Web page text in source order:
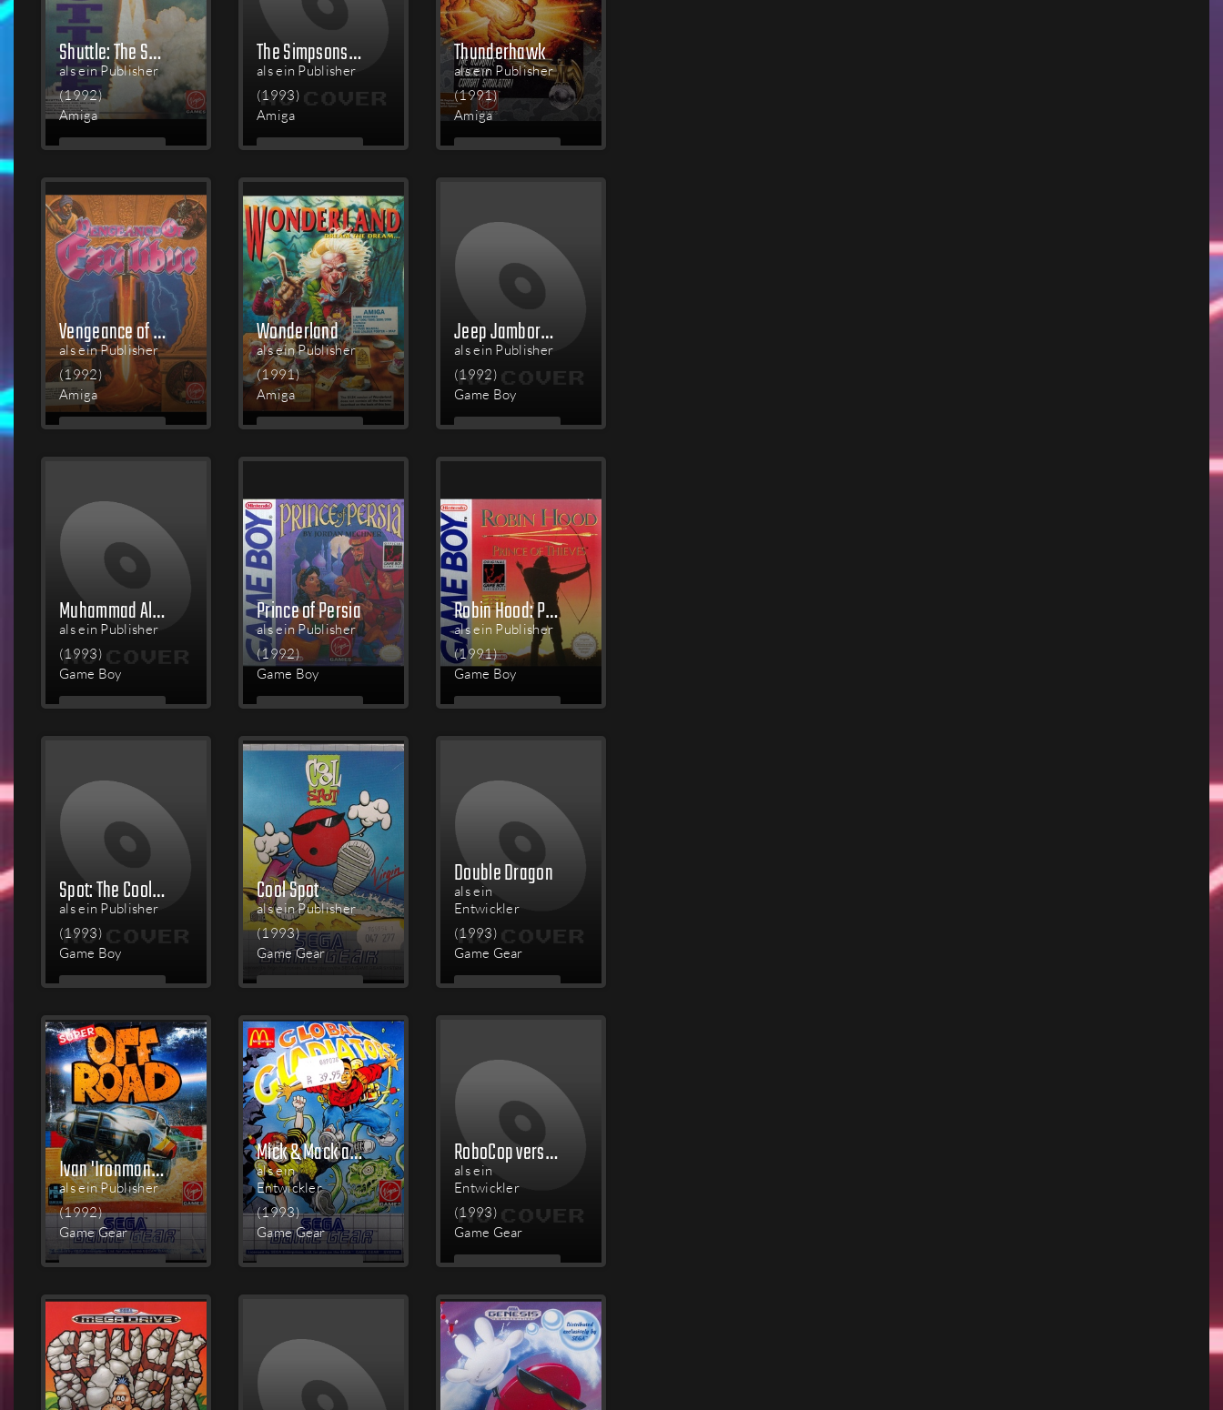
Shuttle: The Space Flight Simulator
als ein Publisher
(1992)
Amiga
MEHR
The Simpsons: Bart vs. the World
als ein Publisher
(1993)
Amiga
MEHR
Thunderhawk
als ein Publisher
(1991)
Amiga
MEHR
Vengeance of Excalibur
als ein Publisher
(1992)
Amiga
MEHR
Wonderland
als ein Publisher
(1991)
Amiga
MEHR
Jeep Jamboree: Off Road Adventure
als ein Publisher
(1992)
Game Boy
MEHR
Muhammad Ali Heavyweight Boxing
als ein Publisher
(1993)
Game Boy
MEHR
Prince of Persia
als ein Publisher
(1992)
Game Boy
MEHR
Robin Hood: Prince of Thieves
als ein Publisher
(1991)
Game Boy
MEHR
Spot: The Cool Adventure
als ein Publisher
(1993)
Game Boy
MEHR
Cool Spot
als ein Publisher
(1993)
Game Gear
MEHR
Double Dragon
als ein
Entwickler
(1993)
Game Gear
MEHR
Ivan 'Ironman' Stewart's Super Off Road
als ein Publisher
(1992)
Game Gear
MEHR
Mick & Mack as the Global Gladiators
als ein
Entwickler
(1993)
Game Gear
MEHR
RoboCop versus The Terminator
als ein
Entwickler
(1993)
Game Gear
MEHR